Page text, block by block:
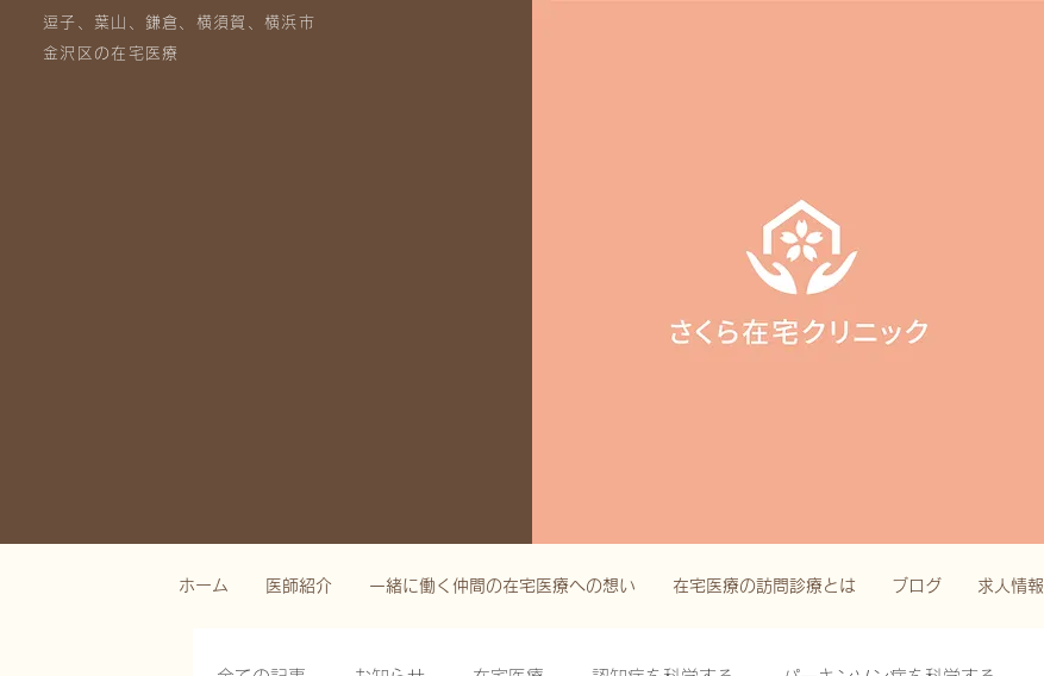
逗子、葉山、鎌倉、横須賀、横浜市
金沢区の在宅医療
ホーム 医師紹介 一緒に働く仲間の在宅医療への想い 在宅医療の訪問診療とは ブログ 求人情報